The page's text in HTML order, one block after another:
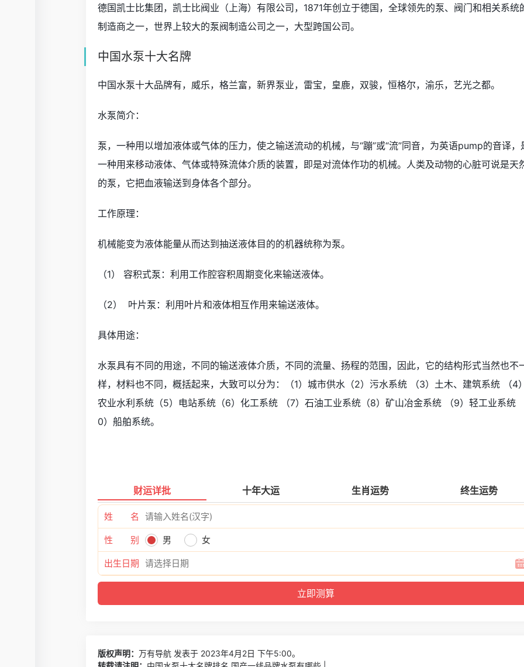
德国凯士比集团，凯士比阀业（上海）有限公司，1871年创立于德国，全球领先的泵、阀门和相关系统
制造商之一，世界上较大的泵阀制造公司之一，大型跨国公司。
中国水泵十大名牌
中国水泵十大品牌有，威乐，格兰富，新界泵业，雷宝，皇鹿，双骏，恒格尔，渝乐，艺光之都。
水泵简介：
泵，一种用以增加液体或气体的压力，使之输送流动的机械，与“蹦”或“流”同音，为英语pump的音译，
一种用来移动液体、气体或特殊流体介质的装置，即是对流体作功的机械。人类及动物的心脏可说是天
的泵，它把血液输送到身体各个部分。
工作原理：
机械能变为液体能量从而达到抽送液体目的的机器统称为泵。
（1） 容积式泵：利用工作腔容积周期变化来输送液体。
（2） 叶片泵：利用叶片和液体相互作用来输送液体。
具体用途：
水泵具有不同的用途，不同的输送液体介质，不同的流量、扬程的范围，因此，它的结构形式当然也不
样，材料也不同，概括起来，大致可以分为：（1）城市供水（2）污水系统 （3）土木、建筑系统 （4
农业水利系统（5）电站系统（6）化工系统 （7）石油工业系统（8）矿山冶金系统 （9）轻工业系统
0）船舶系统。